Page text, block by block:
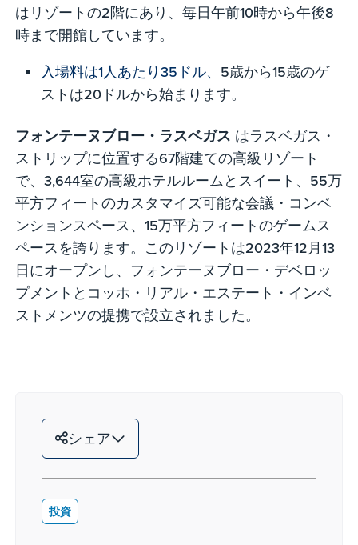
はリゾートの2階にあり、毎日午前10時から午後8
時まで開館しています。
入場料は1人あたり35ドル、 5歳から15歳のゲ
ストは20ドルから始まります。
フォンテーヌブロー・ラスベガス はラスベガス・
ストリップに位置する67階建ての高級リゾート
で、3,644室の高級ホテルルームとスイート、55万
平方フィートのカスタマイズ可能な会議・コンベ
ンションスペース、15万平方フィートのゲームス
ペースを誇ります。このリゾートは2023年12月13
日にオープンし、フォンテーヌブロー・デベロッ
プメントとコッホ・リアル・エステート・インベ
ストメンツの提携で設立されました。
シェア
投資